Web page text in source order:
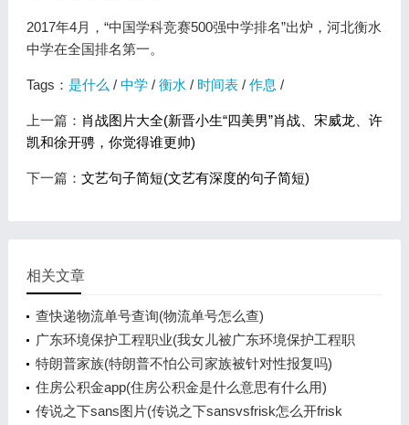
2017年4月，“中国学科竞赛500强中学排名”出炉，河北衡水
中学在全国排名第一。
Tags： 是什么 / 中学/ 衡水 / 时间表/ 作息 /
上一篇： 肖战图片大全(新晋小生“四美男”肖战、宋威龙、许
凯和徐开骋，你觉得谁更帅)
下一篇： 文艺句子简短(文艺有深度的句子简短)
相关文章
查快递物流单号查询(物流单号怎么查)
广东环境保护工程职业(我女儿被广东环境保护工程职
业学院资源
特朗普家族(特朗普不怕公司家族被针对性报复吗)
住房公积金app(住房公积金是什么意思有什么用)
传说之下sans图片(传说之下sansvsfrisk怎么开frisk